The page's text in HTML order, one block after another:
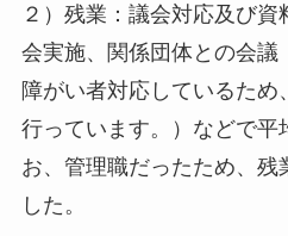
２）残業：議会対応及び
会実施、関係団体との会議
障がい者対応しているため
行っています。）などで平
お、管理職だったため、残
した。